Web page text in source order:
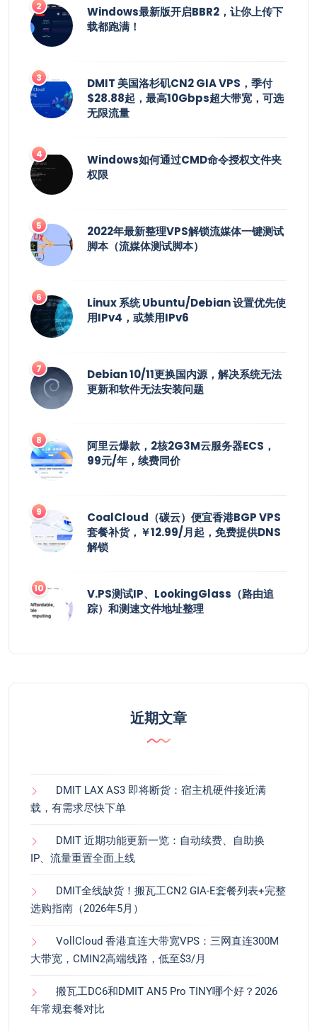
Windows最新版开启BBR2，让你上传下
载都跑满！
DMIT 美国洛杉矶CN2 GIA VPS，季付
$28.88起，最高10Gbps超大带宽，可选
无限流量
Windows如何通过CMD命令授权文件夹
权限
2022年最新整理VPS解锁流媒体一键测试
脚本（流媒体测试脚本）
Linux 系统 Ubuntu/Debian 设置优先使
用IPv4，或禁用IPv6
Debian 10/11更换国内源，解决系统无法
更新和软件无法安装问题
阿里云爆款，2核2G3M云服务器ECS，
99元/年，续费同价
CoalCloud（碳云）便宜香港BGP VPS
套餐补货，￥12.99/月起，免费提供DNS
解锁
V.PS测试IP、LookingGlass（路由追
踪）和测速文件地址整理
近期文章
DMIT LAX AS3 即将断货：宿主机硬件接近满
载，有需求尽快下单
DMIT 近期功能更新一览：自动续费、自助换
IP、流量重置全面上线
DMIT全线缺货！搬瓦工CN2 GIA-E套餐列表+完整
选购指南（2026年5月）
VollCloud 香港直连大带宽VPS：三网直连300M
大带宽，CMIN2高端线路，低至$3/月
搬瓦工DC6和DMIT AN5 Pro TINY哪个好？2026
年常规套餐对比